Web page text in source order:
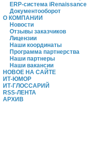
ERP-система iRenaissance
Документооборот
О КОМПАНИИ
Новости
Отзывы заказчиков
Лицензии
Наши координаты
Программа партнерства
Наши партнеры
Наши вакансии
НОВОЕ НА САЙТЕ
ИТ-ЮМОР
ИТ-ГЛОССАРИЙ
RSS-ЛЕНТА
АРХИВ